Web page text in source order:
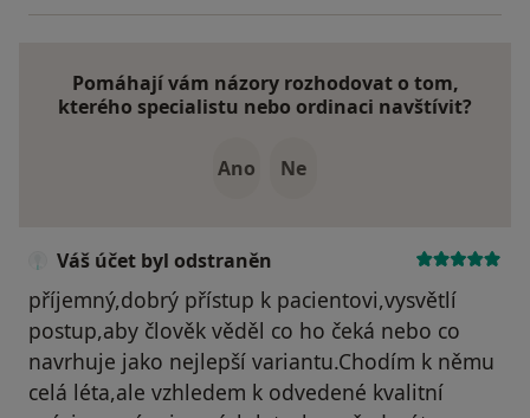
Pomáhají vám názory rozhodovat o tom,
kterého specialistu nebo ordinaci navštívit?
Ano Ne
Váš účet byl odstraněn
příjemný,dobrý přístup k pacientovi,vysvětlí
postup,aby člověk věděl co ho čeká nebo co
navrhuje jako nejlepší variantu.Chodím k němu
celá léta,ale vzhledem k odvedené kvalitní